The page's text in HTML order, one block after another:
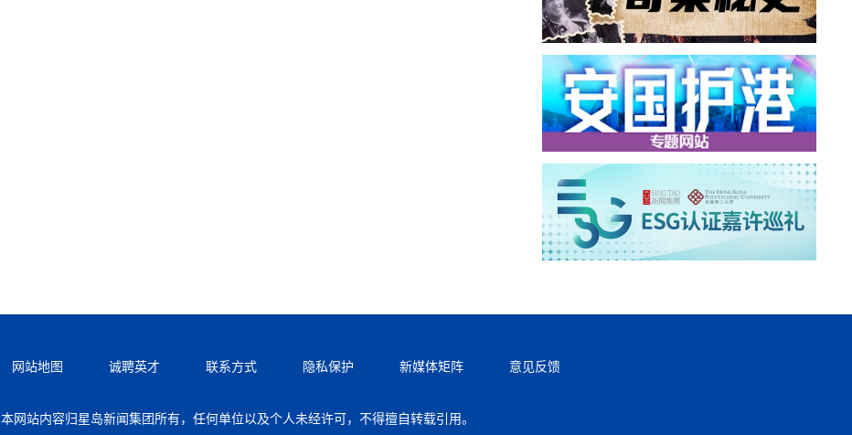
网站地图 诚聘英才 联系方式 隐私保护 新媒体矩阵 意见反馈
本网站内容归星岛新闻集团所有，任何单位以及个人未经许可，不得擅自转载引用。